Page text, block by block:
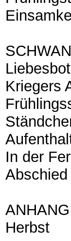
Kriegers
In der
ANHANG
Herbst